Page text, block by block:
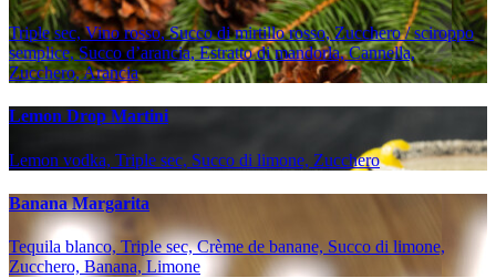
Triple sec, Vino rosso, Succo di mirtillo rosso, Zucchero / sciroppo
semplice, Succo d’arancia, Estratto di mandorla, Cannella,
Zucchero, Arancia
Lemon Drop Martini
Lemon vodka, Triple sec, Succo di limone, Zucchero
Banana Margarita
Tequila blanco, Triple sec, Crème de banane, Succo di limone,
Zucchero, Banana, Limone